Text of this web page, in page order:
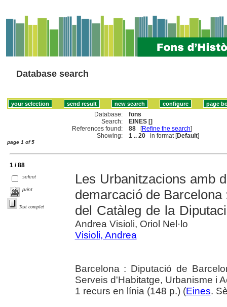
Database search
Database:
fons
Search:
EINES []
References found:
88 [Refine the search]
Showing:
1 .. 20 in format [Default]
page 1 of 5
1 / 88
select
print
Text complet
Les Urbanitzacions amb
demarcació de
del Catàleg de la
Andrea Visioli, Oriol Nel·lo
Visioli, Andrea
Barcelona : Diputació de
Serveis d'Habitatge, Urbanisme i
1 recurs en línia (148 p.) (Eines.